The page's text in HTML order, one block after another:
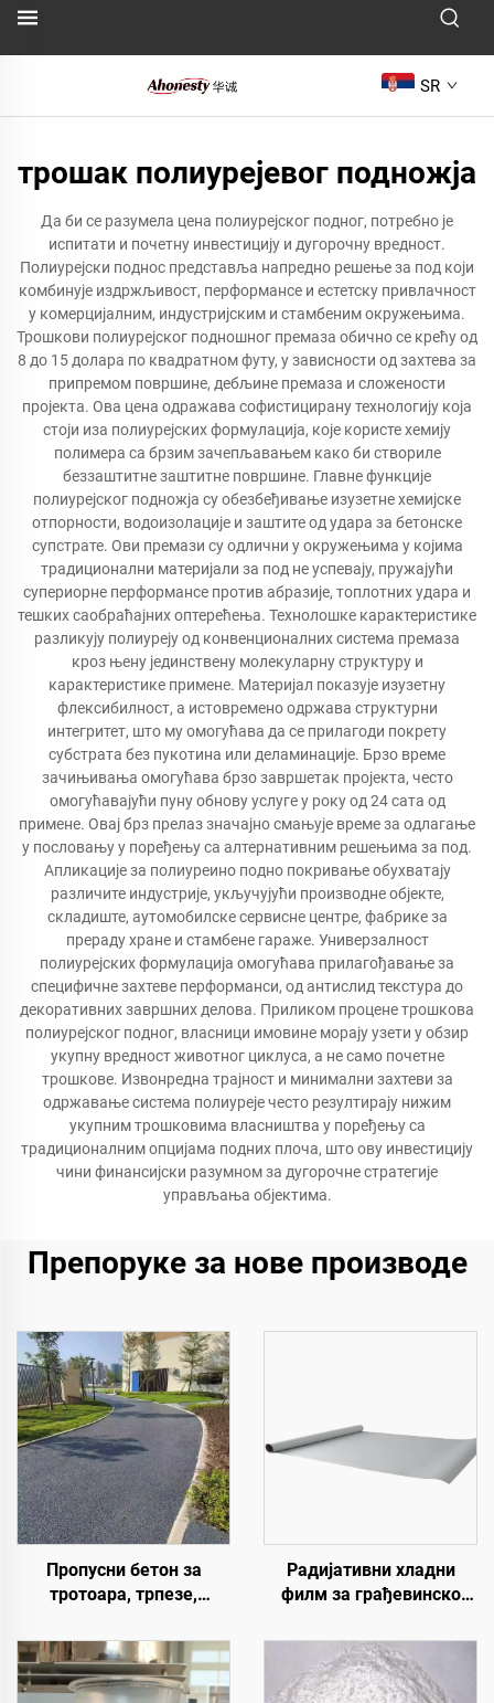
SR
трошак полиурејевог подножја
Да би се разумела цена полиурејског подног, потребно је
испитати и почетну инвестицију и дугорочну вредност.
Полиурејски поднос представља напредно решење за под који
комбинује издржљивост, перформансе и естетску привлачност
у комерцијалним, индустријским и стамбеним окружењима.
Трошкови полиурејског подношног премаза обично се крећу од
8 до 15 долара по квадратном футу, у зависности од захтева за
припремом површине, дебљине премаза и сложености
пројекта. Ова цена одражава софистицирану технологију која
стоји иза полиурејских формулација, које користе хемију
полимера са брзим зачепљавањем како би створиле
беззаштитне заштитне површине. Главне функције
полиурејског подножја су обезбеђивање изузетне хемијске
отпорности, водоизолације и заштите од удара за бетонске
супстрате. Ови премази су одлични у окружењима у којима
традиционални материјали за под не успевају, пружајући
супериорне перформансе против абразије, топлотних удара и
тешких саобраћајних оптерећења. Технолошке карактеристике
разликују полиуреју од конвенционалних система премаза
кроз њену јединствену молекуларну структуру и
карактеристике примене. Материјал показује изузетну
флексибилност, а истовремено одржава структурни
интегритет, што му омогућава да се прилагоди покрету
субстрата без пукотина или деламинације. Брзо време
зачињивања омогућава брзо завршетак пројекта, често
омогућавајући пуну обнову услуге у року од 24 сата од
примене. Овај брз прелаз значајно смањује време за одлагање
у пословању у поређењу са алтернативним решењима за под.
Апликације за полиуреино подно покривање обухватају
различите индустрије, укључујући производне објекте,
складиште, аутомобилске сервисне центре, фабрике за
прераду хране и стамбене гараже. Универзалност
полиурејских формулација омогућава прилагођавање за
специфичне захтеве перформанси, од антислид текстура до
декоративних завршних делова. Приликом процене трошкова
полиурејског подног, власници имовине морају узети у обзир
укупну вредност животног циклуса, а не само почетне
трошкове. Извонредна трајност и минимални захтеви за
одржавање система полиуреје често резултирају нижим
укупним трошковима власништва у поређењу са
традиционалним опцијама подних плоча, што ову инвестицију
чини финансијски разумном за дугорочне стратегије
управљања објектима.
Препоруке за нове производе
Пропусни бетон за
тротоара, трпезе,
друга подручја,
неопходан је производ за
изградњу града сунџера
Радијативни хладни
филм за грађевинско
опрему, индустријско и
специјално
складиштење,